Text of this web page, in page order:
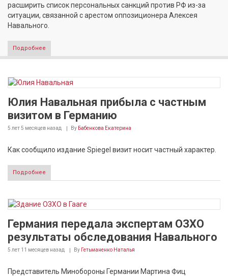
расширить список персональных санкций против РФ из-за
ситуации, связанной с арестом оппозиционера Алексея
Навального.
Подробнее
Юлия Навальная прибыла с частным
визитом в Германию
5 лет 5 месяцев назад By Бабенкова Екатерина
Как сообщило издание Spiegel визит носит частный характер.
Подробнее
Германия передала экспертам ОЗХО
результаты обследования Навального
5 лет 11 месяцев назад By Гетьманенко Наталья
Представитель Минобороны Германии Мартина Фиц